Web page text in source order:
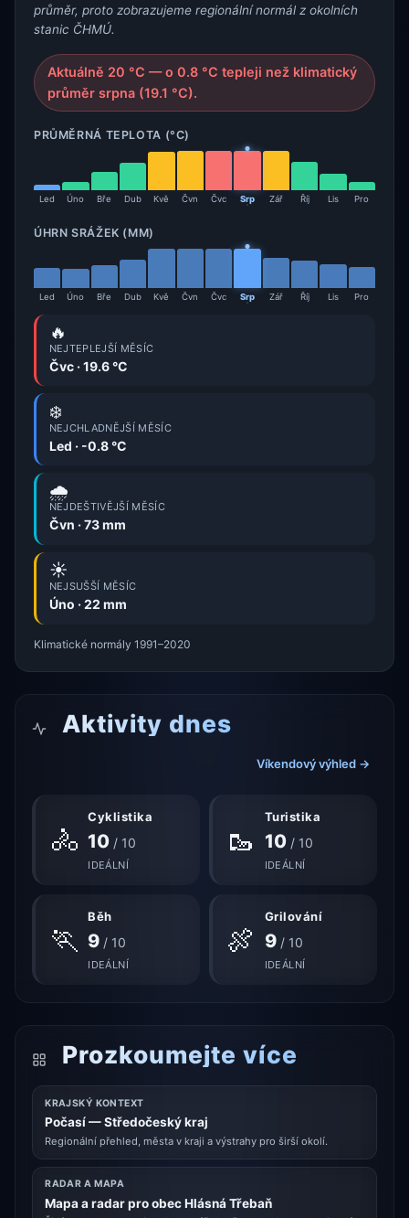
průměr, proto zobrazujeme regionální normál z okolních
stanic ČHMÚ.
Aktuálně 20 °C — o 0.8 °C tepleji než klimatický
průměr srpna (19.1 °C).
PRŮMĚRNÁ TEPLOTA (°C)
Led Úno Bře Dub Kvě Čvn Čvc Srp Zář Říj Lis Pro
ÚHRN SRÁŽEK (MM)
Led Úno Bře Dub Kvě Čvn Čvc Srp Zář Říj Lis Pro
🔥
NEJTEPLEJŠÍ MĚSÍC
Čvc · 19.6 °C
❄️
NEJCHLADNĚJŠÍ MĚSÍC
Led · -0.8 °C
🌧️
NEJDEŠTIVĚJŠÍ MĚSÍC
Čvn · 73 mm
☀️
NEJSUŠŠÍ MĚSÍC
Úno · 22 mm
Klimatické normály 1991–2020
Aktivity dnes
Víkendový výhled →
🚴
Cyklistika
10 / 10
IDEÁLNÍ
🥾
Turistika
10/ 10
IDEÁLNÍ
🏃
Běh
9 / 10
IDEÁLNÍ
🍖
Grilování
9/ 10
IDEÁLNÍ
Prozkoumejte více
KRAJSKÝ KONTEXT
Počasí — Středočeský kraj
Regionální přehled, města v kraji a výstrahy pro širší okolí.
RADAR A MAPA
Mapa a radar pro obec Hlásná Třebaň